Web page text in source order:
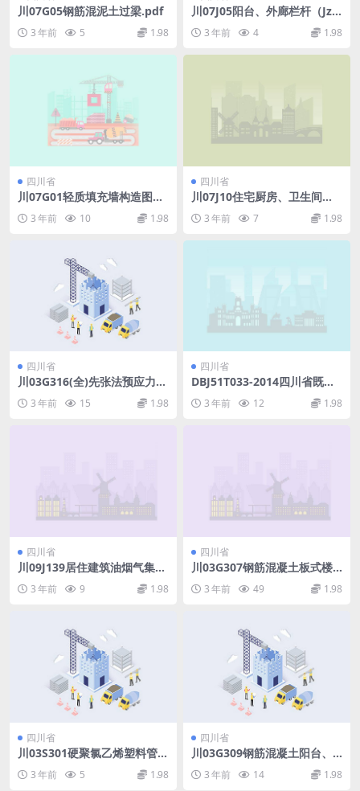
川07G05钢筋混泥土过梁.pdf
3 年前 5 1.98
川07J05阳台、外廊栏杆（Jzc
3 年前 4 1.98
四川省
川07G01轻质填充墙构造图集.
3 年前 10 1.98
四川省
川07J10住宅厨房、卫生间排
3 年前 7 1.98
四川省
川03G316(全)先张法预应力混
3 年前 15 1.98
四川省
DBJ51T033-2014四川省既有
建筑电梯增设及改造技术规程.
pdf3 年前 12 1.98
四川省
川09J139居住建筑油烟气集中
3 年前 9 1.98
四川省
川03G307钢筋混凝土板式楼
3 年前 49 1.98
四川省
川03S301硬聚氯乙烯塑料管排
3 年前 5 1.98
四川省
川03G309钢筋混凝土阳台、
3 年前 14 1.98